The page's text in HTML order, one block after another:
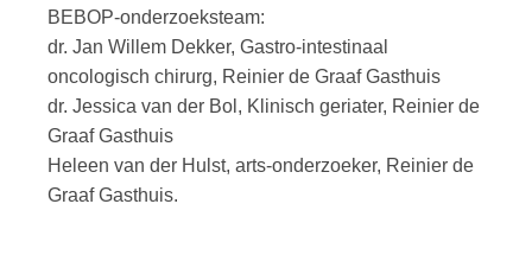
BEBOP-onderzoeksteam:
dr. Jan Willem Dekker, Gastro-intestinaal
oncologisch chirurg, Reinier de Graaf Gasthuis
dr. Jessica van der Bol, Klinisch geriater, Reinier de
Graaf Gasthuis
Heleen van der Hulst, arts-onderzoeker, Reinier de
Graaf Gasthuis.